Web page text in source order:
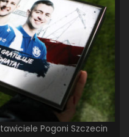
Pogoni Szczecin